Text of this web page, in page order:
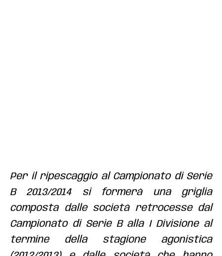
Per il ripescaggio al Campionato di Serie
B 2013/2014 si formerà una griglia
composta dalle società retrocesse dal
Campionato di Serie B alla I Divisione al
termine della stagione agonistica